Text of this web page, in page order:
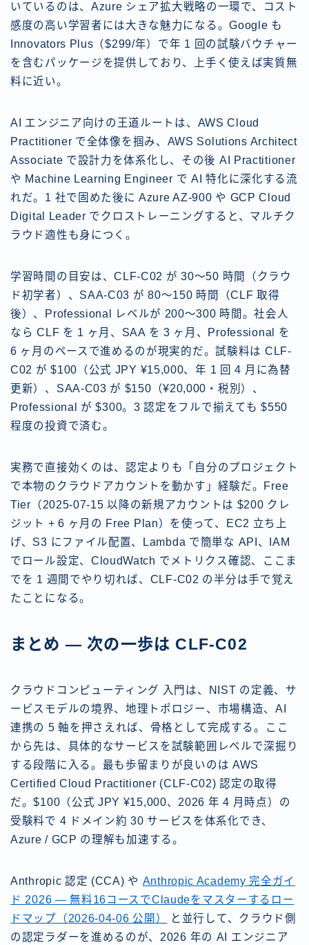
いているのは、Azure シェア拡大戦略の一環で、コスト
感度の高い学習者には大きな魅力になる。Google も
Innovators Plus（$299/年）で年 1 回の試験バウチャー
を含むパッケージを提供しており、上手く使えば実質無
料に近い。
AI エンジニア向けの王道ルートは、AWS Cloud
Practitioner で全体像を掴み、AWS Solutions Architect
Associate で設計力を体系化し、その後 AI Practitioner
や Machine Learning Engineer で AI 特化に深化する流
れだ。1 社で固めた後に Azure AZ-900 や GCP Cloud
Digital Leader でクロストレーニングすると、マルチク
ラウド適性も身につく。
学習時間の目安は、CLF-C02 が 30〜50 時間（クラウ
ド初学者）、SAA-C03 が 80〜150 時間（CLF 取得
後）、Professional レベルが 200〜300 時間。社会人
なら CLF を 1 ヶ月、SAA を 3 ヶ月、Professional を
6 ヶ月のペースで進めるのが現実的だ。試験料は CLF-
C02 が $100（公式 JPY ¥15,000、年 1 回 4 月に為替
更新）、SAA-C03 が $150（¥20,000・税別）、
Professional が $300。3 認定をフルで揃えても $550
程度の投資で済む。
実務で直接効くのは、認定よりも「自分のプロジェクト
で本物のクラウドアカウントを動かす」経験だ。Free
Tier（2025-07-15 以降の新規アカウントは $200 クレ
ジット + 6 ヶ月の Free Plan）を使って、EC2 立ち上
げ、S3 にファイル配置、Lambda で簡単な API、IAM
でロール設定、CloudWatch でメトリクス確認、ここま
でを 1 週間でやり切れば、CLF-C02 の半分は手で覚え
たことになる。
まとめ — 次の一歩は CLF-C02
クラウドコンピューティング 入門は、NIST の定義、サ
ービスモデルの境界、地理トポロジー、市場構造、AI
連携の 5 軸を押さえれば、骨格として完成する。ここ
から先は、具体的なサービスを試験範囲レベルで深掘り
する段階に入る。最も歩留まりが良いのは AWS
Certified Cloud Practitioner (CLF-C02) 認定の取得
だ。$100（公式 JPY ¥15,000、2026 年 4 月時点）の
受験料で 4 ドメイン約 30 サービスを体系化でき、
Azure / GCP の理解も加速する。
Anthropic 認定 (CCA) や Anthropic Academy 完全ガイ
ド 2026 — 無料16コースでClaudeをマスターするロー
ドマップ（2026-04-06 公開）
と並行して、クラウド側
の認定ラダーを進めるのが、2026 年の AI エンジニア